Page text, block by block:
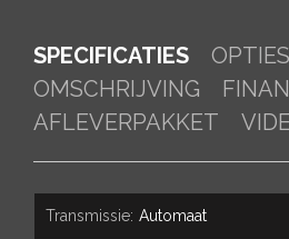
SPECIFICATIES
OPTIES
OMSCHRIJVING
AFLEVERPAKKET
transmissie: Automaat